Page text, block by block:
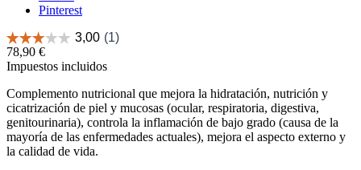
Pinterest
78,90 €
Impuestos incluidos
Complemento nutricional que mejora la hidratación, nutrición y
cicatrización de piel y mucosas (ocular, respiratoria, digestiva,
genitourinaria), controla la inflamación de bajo grado (causa de la
mayoría de las enfermedades actuales), mejora el aspecto externo y
la calidad de vida.